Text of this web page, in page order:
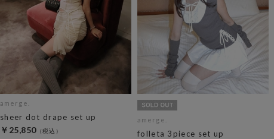
amerge.
sheer dot drape set up
￥25,850
amerge.
folleta 3piece set up